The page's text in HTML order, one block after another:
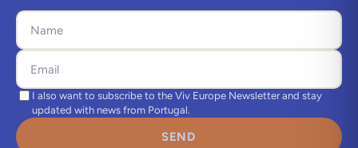
I also want to subscribe to the Viv Europe Newsletter and stay
updated with news from Portugal.
SEND